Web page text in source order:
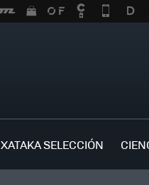
XATAKA SELECCIÓN